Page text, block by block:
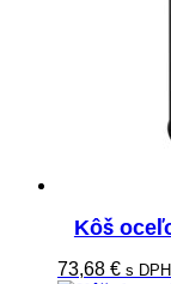
Kôš
73,68 € s DPH